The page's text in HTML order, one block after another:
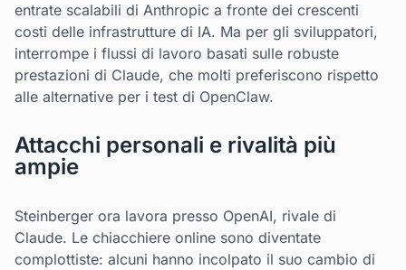
entrate scalabili di Anthropic a fronte dei crescenti
costi delle infrastrutture di IA. Ma per gli sviluppatori,
interrompe i flussi di lavoro basati sulle robuste
prestazioni di Claude, che molti preferiscono rispetto
alle alternative per i test di OpenClaw.
Attacchi personali e rivalità più
ampie
Steinberger ora lavora presso OpenAI, rivale di
Claude. Le chiacchiere online sono diventate
complottiste: alcuni hanno incolpato il suo cambio di